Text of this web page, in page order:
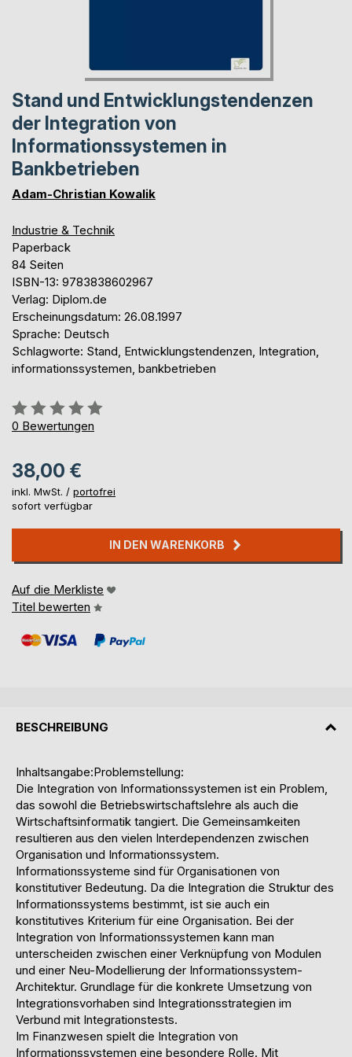
Stand und Entwicklungstendenzen
der Integration von
Informationssystemen in
Bankbetrieben
Adam-Christian Kowalik
Industrie & Technik
Paperback
84 Seiten
ISBN-13: 9783838602967
Verlag: Diplom.de
Erscheinungsdatum: 26.08.1997
Sprache: Deutsch
Schlagworte: Stand, Entwicklungstendenzen, Integration,
informationssystemen, bankbetrieben
Bewertung::
0%
0 Bewertungen
38,00 €
inkl. MwSt. / portofrei
sofort verfügbar
IN DEN WARENKORB
Auf die Merkliste
Titel bewerten
BESCHREIBUNG
Inhaltsangabe:Problemstellung:
Die Integration von Informationssystemen ist ein Problem,
das sowohl die Betriebswirtschaftslehre als auch die
Wirtschaftsinformatik tangiert. Die Gemeinsamkeiten
resultieren aus den vielen Interdependenzen zwischen
Organisation und Informationssystem.
Informationssysteme sind für Organisationen von
konstitutiver Bedeutung. Da die Integration die Struktur des
Informationssystems bestimmt, ist sie auch ein
konstitutives Kriterium für eine Organisation. Bei der
Integration von Informationssystemen kann man
unterscheiden zwischen einer Verknüpfung von Modulen
und einer Neu-Modellierung der Informationssystem-
Architektur. Grundlage für die konkrete Umsetzung von
Integrationsvorhaben sind Integrationsstrategien im
Verbund mit Integrationstests.
Im Finanzwesen spielt die Integration von
Informationssystemen eine besondere Rolle. Mit